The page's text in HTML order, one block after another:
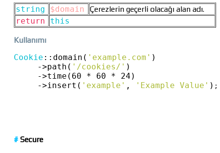
string $domain
Çerezlerin geçerli olacağı alan adı.
return
this
Kullanımı
Cookie :: domain( 'example.com' )
->path( '/cookies/' )
->time(60 * 60 * 24)
->insert( 'example' , 'Example Value' ) ;
# Secure